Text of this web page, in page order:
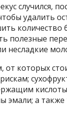
случился,
удалить
количество
полезные
несладкие
которых
а также